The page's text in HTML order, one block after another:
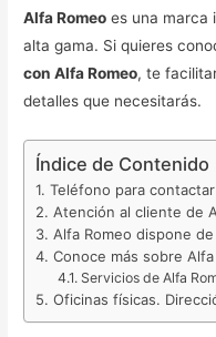
Alfa Romeo es una marca
alta gama. Si quieres
con Alfa Romeo, te
detalles que necesitarás.
Índice de Contenido
Teléfono para
Atención al cliente de
Alfa Romeo dispone
Conoce más sobre Alfa
Servicios de Alfa
Oficinas físicas.